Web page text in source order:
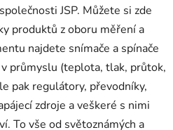
JSP. Můžete si zde
produktů z oboru měření a
najdete snímače a spínače
průmyslu (teplota, tlak, průtok,
pak regulátory, převodníky,
zdroje a veškeré s nimi
To vše od světoznámých a